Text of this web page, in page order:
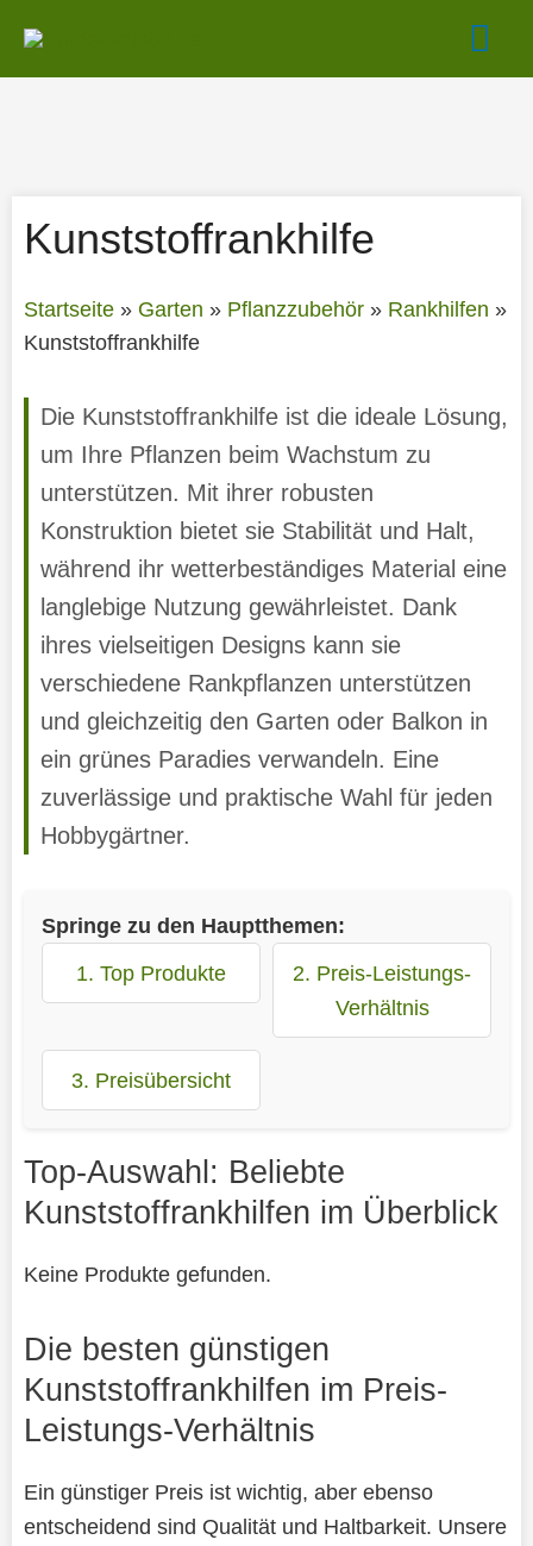
Inhalt
springen
Kunststoffrankhilfe
Startseite» Garten » Pflanzzubehör» Rankhilfen »
Kunststoffrankhilfe
Die Kunststoffrankhilfe ist die ideale Lösung,
um Ihre Pflanzen beim Wachstum zu
unterstützen. Mit ihrer robusten
Konstruktion bietet sie Stabilität und Halt,
während ihr wetterbeständiges Material eine
langlebige Nutzung gewährleistet. Dank
ihres vielseitigen Designs kann sie
verschiedene Rankpflanzen unterstützen
und gleichzeitig den Garten oder Balkon in
ein grünes Paradies verwandeln. Eine
zuverlässige und praktische Wahl für jeden
Hobbygärtner.
Springe zu den Hauptthemen:
1. Top Produkte
2. Preis-Leistungs-
Verhältnis
3. Preisübersicht
Top-Auswahl: Beliebte
Kunststoffrankhilfen im Überblick
Keine Produkte gefunden.
Die besten günstigen
Kunststoffrankhilfen im Preis-
Leistungs-Verhältnis
Ein günstiger Preis ist wichtig, aber ebenso
entscheidend sind Qualität und Haltbarkeit. Unsere